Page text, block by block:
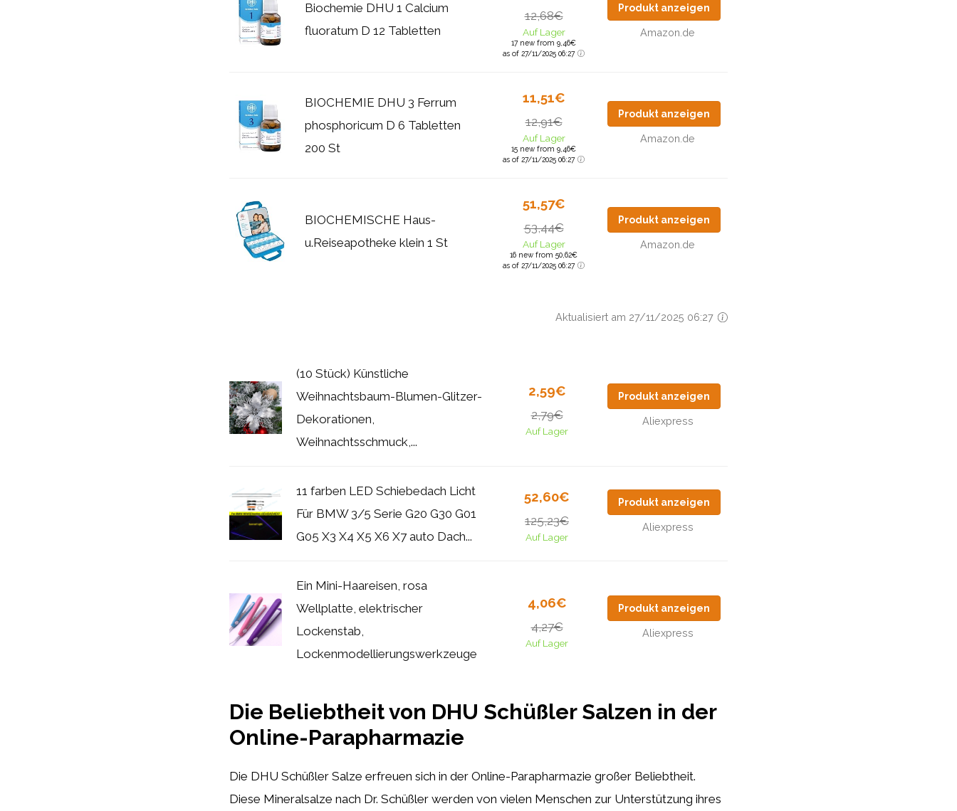
Biochemie DHU 1 Calcium
fluoratum D 12 Tabletten
12,68€
Auf Lager
17 new from 9,46€
as of 27/11/2025 06:27
Produkt anzeigen
Amazon.de
BIOCHEMIE DHU 3 Ferrum
phosphoricum D 6 Tabletten
200 St
11,51€
12,91€
Auf Lager
15 new from 9,46€
as of 27/11/2025 06:27
Produkt anzeigen
Amazon.de
BIOCHEMISCHE Haus-
u.Reiseapotheke klein 1 St
51,57€
53,44€
Auf Lager
16 new from 50,62€
as of 27/11/2025 06:27
Produkt anzeigen
Amazon.de
Aktualisiert am 27/11/2025 06:27
(10 Stück) Künstliche
Weihnachtsbaum-Blumen-Glitzer-
Dekorationen,
Weihnachtsschmuck,...
2,59€
2,79€
Auf Lager
Produkt anzeigen
Aliexpress
11 farben LED Schiebedach Licht
Für BMW 3/5 Serie G20 G30 G01
G05 X3 X4 X5 X6 X7 auto Dach...
52,60€
125,23€
Auf Lager
Produkt anzeigen
Aliexpress
Ein Mini-Haareisen, rosa
Wellplatte, elektrischer
Lockenstab,
Lockenmodellierungswerkzeuge
4,06€
4,27€
Auf Lager
Produkt anzeigen
Aliexpress
Die Beliebtheit von DHU Schüßler Salzen in der
Online-Parapharmazie
Die DHU Schüßler Salze erfreuen sich in der Online-Parapharmazie großer Beliebtheit.
Diese Mineralsalze nach Dr. Schüßler werden von vielen Menschen zur Unterstützung ihres